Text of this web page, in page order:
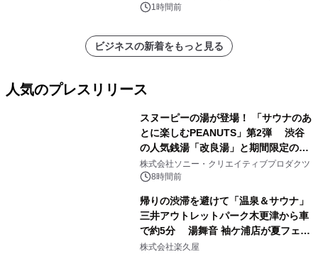
1時間前
ビジネスの新着をもっと見る
人気のプレスリリース
スヌーピーの湯が登場！ 「サウナのあ
とに楽しむPEANUTS」第2弾 渋谷
の人気銭湯「改良湯」と期間限定のコ
ラボレーション サウナイキタイコラ
ボグッズも発売決定！
株式会社ソニー・クリエイティブプロダクツ
8時間前
帰りの渋滞を避けて「温泉＆サウナ」
三井アウトレットパーク木更津から車
で約5分 湯舞音 袖ケ浦店が夏フェア
メニューを提供
株式会社楽久屋